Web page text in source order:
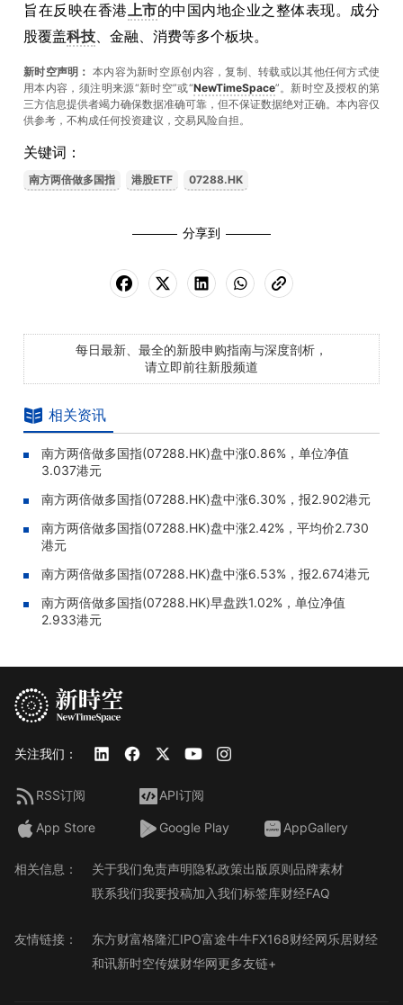
旨在反映在香港上市的中国内地企业之整体表现。成分
股覆盖科技、金融、消费等多个板块。
新时空声明： 本内容为新时空原创内容，复制、转载或以其他任何方式使
用本内容，须注明来源“新时空”或“NewTimeSpace”。新时空及授权的第
三方信息提供者竭力确保数据准确可靠，但不保证数据绝对正确。本內容仅
供参考，不构成任何投资建议，交易风险自担。
关键词：
南方两倍做多国指 港股ETF 07288.HK
分享到
每日最新、最全的新股申购指南与深度剖析，
请立即前往新股频道
相关资讯
南方两倍做多国指(07288.HK)盘中涨0.86%，单位净值
3.037港元
南方两倍做多国指(07288.HK)盘中涨6.30%，报2.902港元
南方两倍做多国指(07288.HK)盘中涨2.42%，平均价2.730
港元
南方两倍做多国指(07288.HK)盘中涨6.53%，报2.674港元
南方两倍做多国指(07288.HK)早盘跌1.02%，单位净值
2.933港元
关注我们：
RSS订阅 API订阅
App Store Google Play AppGallery
相关信息： 关于我们免责声明隐私政策出版原则品牌素材
联系我们我要投稿加入我们标签库财经FAQ
友情链接： 东方财富格隆汇IPO富途牛牛FX168财经网乐居财经
和讯新时空传媒财华网更多友链+